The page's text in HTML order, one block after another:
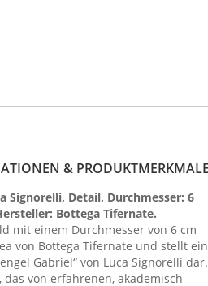
&
Signorelli, Detail, Durchmesser: 6
Bottega Tifernate.
mit einem Durchmesser von 6 cm
von Bottega Tifernate und stellt ein
Gabriel“ von Luca Signorelli dar.
das von erfahrenen, akademisch